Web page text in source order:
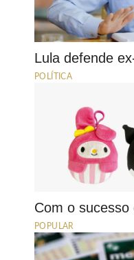
Lula defende
POLÍTICA
Com o
POPULAR